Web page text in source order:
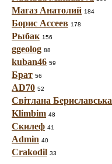
Магаз Анатолий 184
Борис Ассеев 178
Рыбак 156
ggeolog 88
kuban46 59
Брат 56
AD70 52
Світлана Бериславська
Klimbim 48
Скилеф 41
Admin 40
Crakodil 33